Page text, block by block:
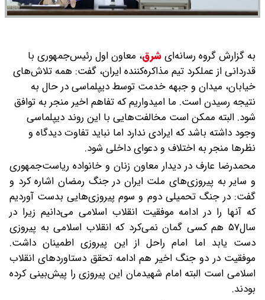
به گزارش گروه رسانه‌ایشرق، معاون اول رئیس‌جمهوری با
قدردانی از عملکرد تیم مذاکره‌کننده ایران، گفت: همه تلاش‌های
خیابان، میدان و جبهه خدمت توسط دیپلماسی در حال به
نتیجه رسیدن است. ما امیدواریم که تفاهم اخیر منجر به توافق
شود. البته ممکن است مخالفت‌هایی با این روند دیپلماسی
وجود داشته باشد که ایرادی ندارد اما نباید تفاوت دیدگاه و
نظرها منجر به اختلاف و دعوای داخلی شود.
محمدرضا عارف در دیدار معاون زنان و خانواده ریاست‌جمهوری
و سایر به پیروزی‌های ملت ایران در جنگ رمضان اشاره کرد و
گفت: در جنگ تحمیلی دوم و سوم پیروزی‌هایی بدست آوردیم
که آنها را در ادامه موفقیت انقلاب اسلامی می‌دانیم زیرا در
سال۵۷ هم کسی گمان نمی‌کرد که انقلاب اسلامی به پیروزی
دست یابد اما امام راحل از این پیروزی اطمینان داشت.
موفقیت در دو جنگ اخیر هم ادامه تحقق دستاوردهای انقلاب
اسلامی است البته امام شهیدمان این پیروزی را پیش‌بینی کرده
بودند.